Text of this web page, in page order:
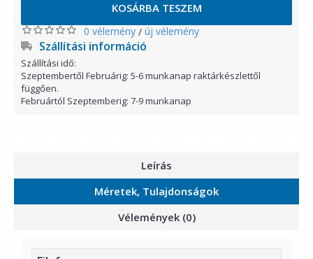
KOSÁRBA TESZEM
0 vélemény / új vélemény
Szállítási információ
Szállítási idő:
Szeptembertől Februárig: 5-6 munkanap raktárkészlettől
függően.
Februártól Szeptemberig: 7-9 munkanap
Leírás
Méretek, Tulajdonságok
Vélemények (0)